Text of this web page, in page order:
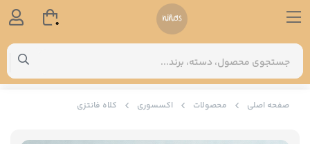
صفحه اصلی محصولات اکسسوری کلاه فانتزی
0